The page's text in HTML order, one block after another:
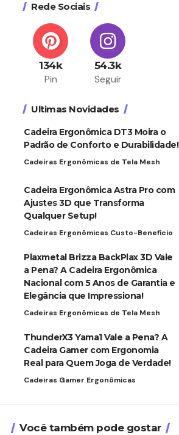
Rede Sociais
134k
Pin
54.3k
Seguir
Ultimas Novidades
Cadeira Ergonômica DT3 Moira o
Padrão de Conforto e Durabilidade!
Cadeiras Ergonômicas de Tela Mesh
Cadeira Ergonômica Astra Pro com
Ajustes 3D que Transforma
Qualquer Setup!
Cadeiras Ergonômicas Custo-Benefício
Plaxmetal Brizza BackPlax 3D Vale
a Pena? A Cadeira Ergonômica
Nacional com 5 Anos de Garantia e
Elegância que Impressiona!
Cadeiras Ergonômicas de Tela Mesh
ThunderX3 Yama1 Vale a Pena? A
Cadeira Gamer com Ergonomia
Real para Quem Joga de Verdade!
Cadeiras Gamer Ergonômicas
Você também pode gostar